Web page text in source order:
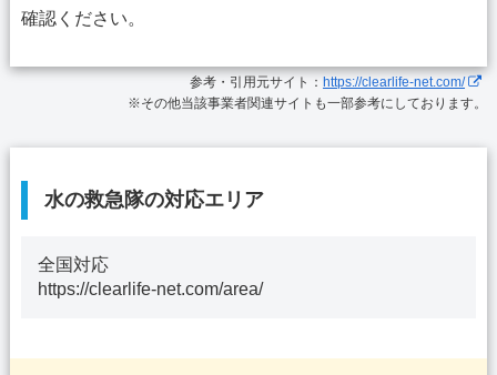
確認ください。
参考・引用元サイト：https://clearlife-net.com/
※その他当該事業者関連サイトも一部参考にしております。
水の救急隊の対応エリア
全国対応
https://clearlife-net.com/area/